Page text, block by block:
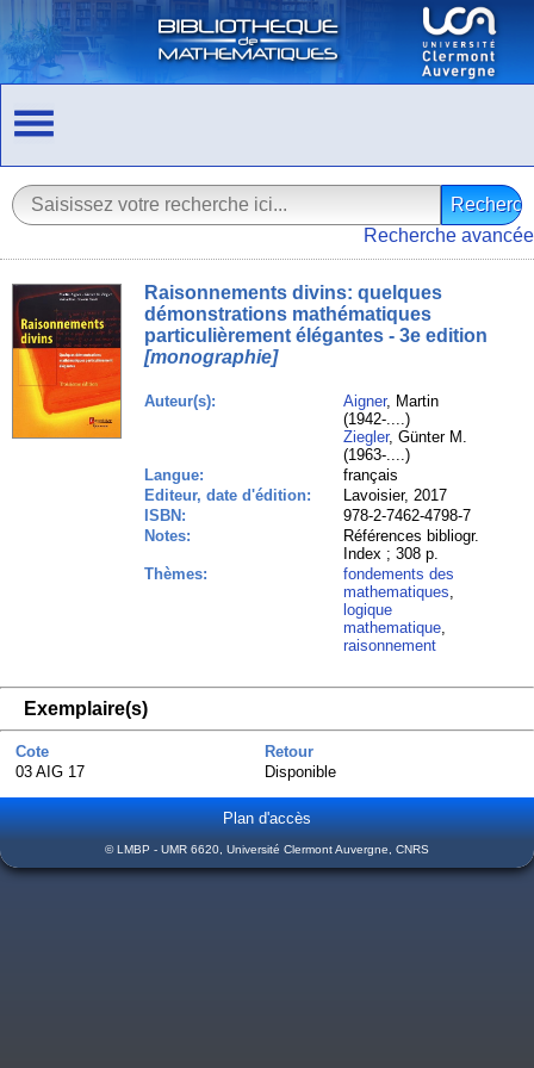
Recherche avancée
Raisonnements divins: quelques
démonstrations mathématiques
particulièrement élégantes - 3e edition
[monographie]
Auteur(s): Aigner, Martin
(1942-....)
Ziegler, Günter M.
(1963-....)
Langue:
français
Editeur, date d'édition:
Lavoisier, 2017
ISBN:
978-2-7462-4798-7
Notes:
Références bibliogr.
Index ; 308 p.
Thèmes:
fondements des
mathematiques,
logique
mathematique,
raisonnement
Exemplaire(s)
Cote
Retour
03 AIG 17
Disponible
Plan d'accès
© LMBP - UMR 6620, Université Clermont Auvergne, CNRS